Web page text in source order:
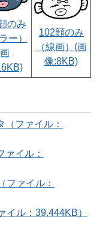
のみ
ー）
102顔のみ
（線画）(画
像:8KB)
ファイル：
イル：
ファイル：
イル：39,444KB）